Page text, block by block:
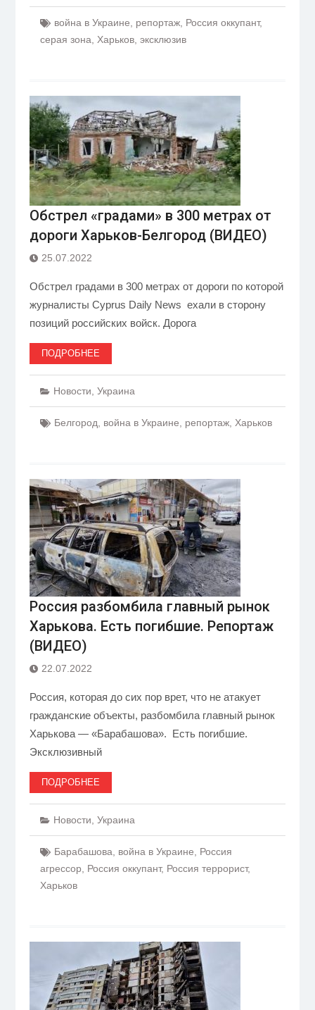
война в Украине репортаж, Россия оккупант,
серая зона
Харьков, эксклюзив
Обстрел «градами» в 300 метрах от
дороги Харьков-Белгород (ВИДЕО)
25.07.2022
Обстрел градами в 300 метрах от дороги по которой
журналисты Cyprus Daily News ехали в сторону
позиций российских войск. Дорога
ПОДРОБНЕЕ
Новости Украина
Белгород война в Украине репортаж, Харьков
Россия разбомбила главный рынок
Харькова. Есть погибшие. Репортаж
(ВИДЕО)
22.07.2022
Россия, которая до сих пор врет, что не атакует
гражданские объекты, разбомбила главный рынок
Харькова — «Барабашова». Есть погибшие.
Эксклюзивный
ПОДРОБНЕЕ
Новости Украина
Барабашова война в Украине
Россия
агрессор
Россия оккупант, Россия террорист,
Харьков